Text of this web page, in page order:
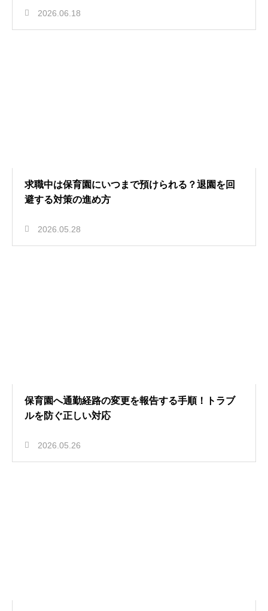
2026.06.18
求職中は保育園にいつまで預けられる？退園を回
避する対策の進め方
2026.05.28
保育園へ通勤経路の変更を報告する手順！トラブ
ルを防ぐ正しい対応
2026.05.26